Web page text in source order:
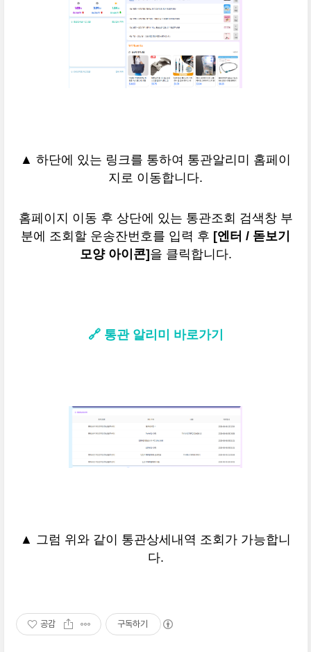
▲ 하단에 있는 링크를 통하여 통관알리미 홈페이
지로 이동합니다.
홈페이지 이동 후 상단에 있는 통관조회 검색창 부
분에 조회할 운송잔번호를 입력 후 [엔터 / 돋보기
모양 아이콘] 을 클릭합니다.
🔗 통관 알리미 바로가기
▲ 그럼 위와 같이 통관상세내역 조회가 가능합니
다.
공감 구독하기